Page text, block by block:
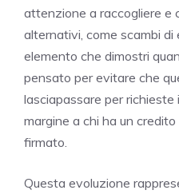
attenzione a raccogliere e
alternativi, come scambi di
elemento che dimostri
pensato per evitare che
lasciapassare per
margine a chi ha un
firmato.
Questa evoluzione